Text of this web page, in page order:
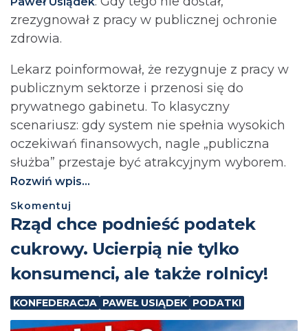
zrezygnował z pracy w publicznej ochronie
zdrowia.
Lekarz poinformował, że rezygnuje z pracy w
publicznym sektorze i przenosi się do
prywatnego gabinetu. To klasyczny
scenariusz: gdy system nie spełnia wysokich
oczekiwań finansowych, nagle „publiczna
służba” przestaje być atrakcyjnym wyborem.
Rozwiń wpis...
Skomentuj
⁨Rząd chce podnieść podatek
cukrowy. Ucierpią nie tylko
konsumenci, ale także rolnicy!
KONFEDERACJA PAWEŁ USIĄDEK PODATKI